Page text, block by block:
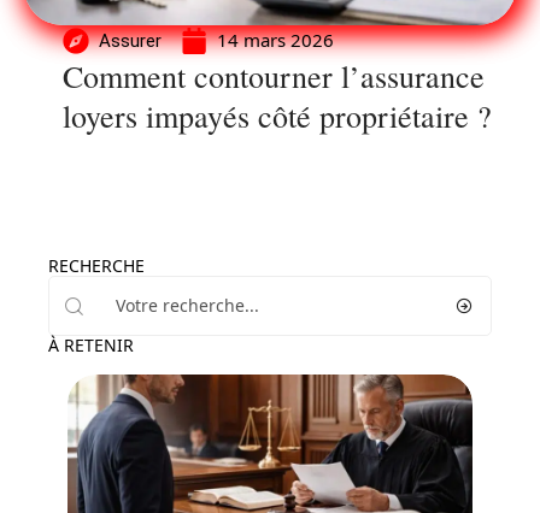
Assurer 14 mars 2026
Comment contourner l’assurance
loyers impayés côté propriétaire ?
RECHERCHE
À RETENIR
Conseils